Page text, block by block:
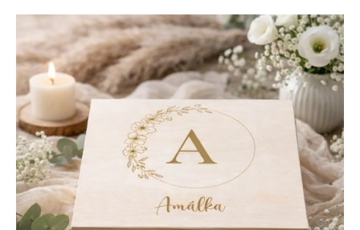
produktu
0,0
z
hvězdiček.